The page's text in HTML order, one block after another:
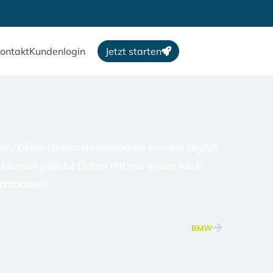
Kundenlogin Jetzt starten
BMWNächster